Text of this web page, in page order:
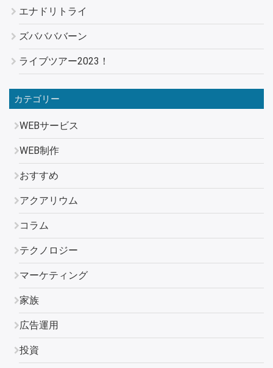
エナドリトライ
ズババババーン
ライブツアー2023！
カテゴリー
WEBサービス
WEB制作
おすすめ
アクアリウム
コラム
テクノロジー
マーケティング
家族
広告運用
投資